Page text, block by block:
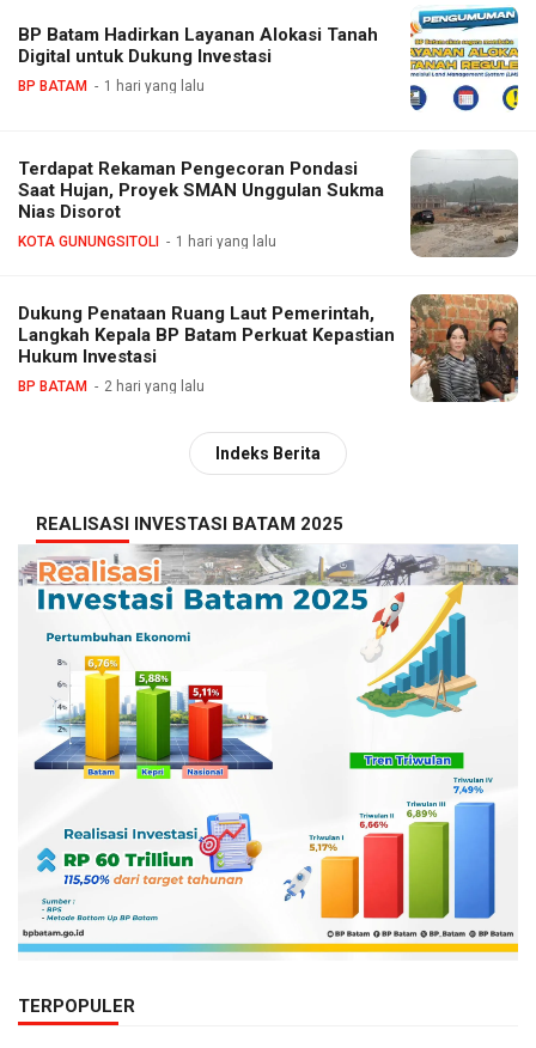
BP Batam Hadirkan Layanan Alokasi Tanah
Digital untuk Dukung Investasi
BP BATAM 1 hari yang lalu
Terdapat Rekaman Pengecoran Pondasi
Saat Hujan, Proyek SMAN Unggulan Sukma
Nias Disorot
KOTA GUNUNGSITOLI 1 hari yang lalu
Dukung Penataan Ruang Laut Pemerintah,
Langkah Kepala BP Batam Perkuat Kepastian
Hukum Investasi
BP BATAM 2 hari yang lalu
Indeks Berita
REALISASI INVESTASI BATAM 2025
TERPOPULER